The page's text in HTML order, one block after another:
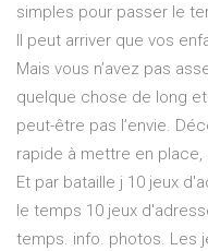
simples pour passer le
Il peut arriver que vos
Mais vous n’avez pas
quelque chose de long et
peut-être pas l’envie.
rapide à mettre en place,
Et par bataille j 10 jeux
le temps 10 jeux
temps. info. photos. Les